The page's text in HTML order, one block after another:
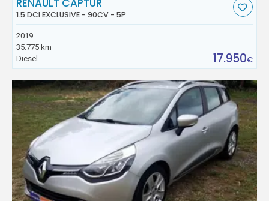
RENAULT CAPTUR
1.5 DCI EXCLUSIVE - 90CV - 5P
2019
35.775 km
Diesel
17.950€